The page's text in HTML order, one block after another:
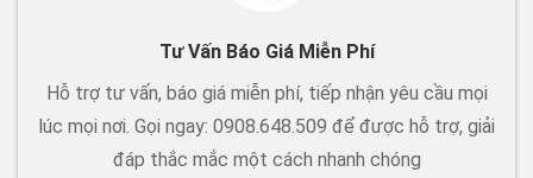
Tư Vấn Báo Giá Miễn Phí
Hỗ trợ tư vấn, báo giá miễn phí, tiếp nhận yêu cầu mọi
lúc mọi nơi. Gọi ngay: 0908.648.509 để được hỗ trợ, giải
đáp thắc mắc một cách nhanh chóng